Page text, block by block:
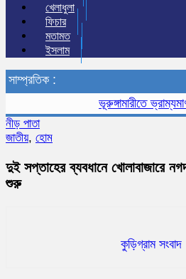
খেলাধুলা
ফিচার
মতামত
ইসলাম
সাম্প্রতিক :
ভূরুঙ্গামারীতে ভ্রাম্যমাণ
নীড় পাতা
জাতীয়, হোম
দুই সপ্তাহের ব্যবধানে খোলাবাজারে
শুরু
কুড়িগ্রাম সংবাদ